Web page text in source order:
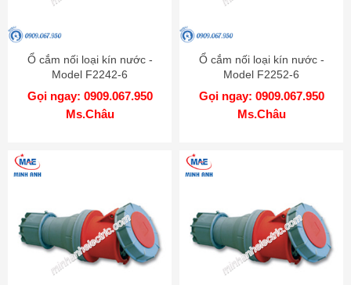
Ổ cắm nối loại kín nước -
Model F2242-6
Gọi ngay: 0909.067.950
Ms.Châu
Ổ cắm nối loại kín nước -
Model F2252-6
Gọi ngay: 0909.067.950
Ms.Châu